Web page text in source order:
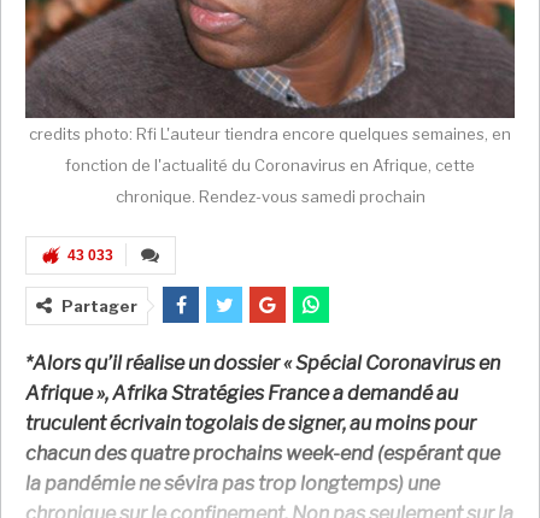
credits photo: Rfi L'auteur tiendra encore quelques semaines, en
fonction de l'actualité du Coronavirus en Afrique, cette
chronique. Rendez-vous samedi prochain
43 033
Partager
*Alors qu’il réalise un dossier « Spécial Coronavirus en
Afrique », Afrika Stratégies France a demandé au
truculent écrivain togolais de signer, au moins pour
chacun des quatre prochains week-end (espérant que
la pandémie ne sévira pas trop longtemps) une
chronique sur le confinement. Non pas seulement sur la